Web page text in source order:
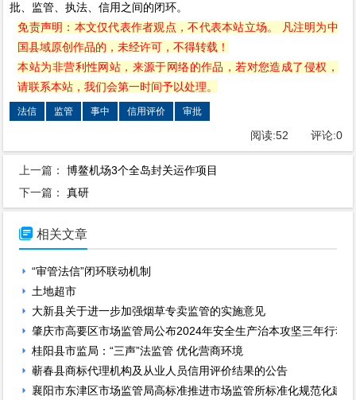
批、监管、执法、信用之间的闭环。
免责声明：本文仅代表作者观点，不代表本站立场。 凡注明为中
国县域原创作品的，未经许可，不得转载！
本站为非营利性网站，来源于网络的作品，若对您造成了侵权，
请联系本站，我们会第一时间予以处理。
法信 监管 事中 信用评价 审批
阅读:52 评论:0
上一篇：博鳌机场3个全岛封关运作项目
下一篇：真研
 相关文章
“审管法信”闭环联动机制
土地超市
大新县关于进一步加强烟草专卖监管的实施意见
肇庆市高要区市场监管局公布2024年安全生产治本攻坚三年行动
桂阳县市监局：“三声”法监管 优化营商环境
蕲春县商标代理机构及从业人员信用评价结果的公告
襄阳市东津区市场监管局高标准推进市场监管所标准化规范化建